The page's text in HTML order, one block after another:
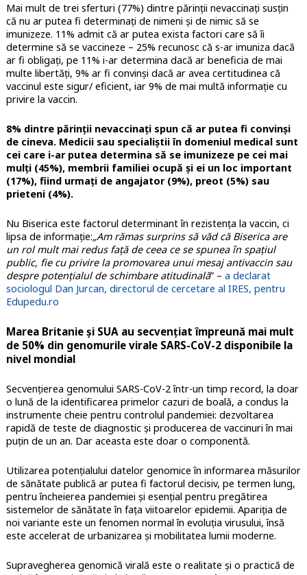
Mai mult de trei sferturi (77%) dintre părinții nevaccinați susțin
că nu ar putea fi determinați de nimeni și de nimic să se
imunizeze. 11% admit că ar putea exista factori care să îi
determine să se vaccineze – 25% recunosc că s-ar imuniza dacă
ar fi obligați, pe 11% i-ar determina dacă ar beneficia de mai
multe libertăți, 9% ar fi convinși dacă ar avea certitudinea că
vaccinul este sigur/ eficient, iar 9% de mai multă informație cu
privire la vaccin.
8% dintre părinții nevaccinați spun că ar putea fi convinși
de cineva. Medicii sau specialiștii în domeniul medical sunt
cei care i-ar putea determina să se imunizeze pe cei mai
mulți (45%), membrii familiei ocupă și ei un loc important
(17%), fiind urmați de angajator (9%), preot (5%) sau
prieteni (4%).
Nu Biserica este factorul determinant în rezistența la vaccin, ci
lipsa de informație:„Am rămas surprins să văd că Biserica are
un rol mult mai redus față de ceea ce se spunea în spațiul
public, fie cu privire la promovarea unui mesaj antivaccin sau
despre potențialul de schimbare atitudinală” – a declarat
sociologul Dan Jurcan, directorul de cercetare al IRES, pentru
Edupedu.ro
Marea Britanie și SUA au secvențiat împreună mai mult
de 50% din genomurile virale SARS-CoV-2 disponibile la
nivel mondial
Secvențierea genomului SARS-CoV-2 într-un timp record, la doar
o lună de la identificarea primelor cazuri de boală, a condus la
instrumente cheie pentru controlul pandemiei: dezvoltarea
rapidă de teste de diagnostic și producerea de vaccinuri în mai
puțin de un an. Dar aceasta este doar o componentă.
Utilizarea potențialului datelor genomice în informarea măsurilor
de sănătate publică ar putea fi factorul decisiv, pe termen lung,
pentru încheierea pandemiei și esențial pentru pregătirea
sistemelor de sănătate în fața viitoarelor epidemii. Apariția de
noi variante este un fenomen normal în evoluția virusului, însă
este accelerat de urbanizarea și mobilitatea lumii moderne.
Supravegherea genomică virală este o realitate și o practică de